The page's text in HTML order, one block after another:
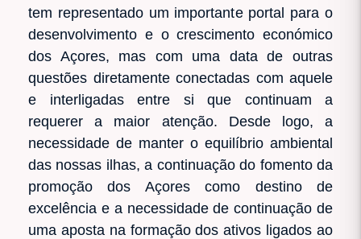
tem representado um importante portal para o
desenvolvimento e o crescimento económico
dos Açores, mas com uma data de outras
questões diretamente conectadas com aquele
e interligadas entre si que continuam a
requerer a maior atenção. Desde logo, a
necessidade de manter o equilíbrio ambiental
das nossas ilhas, a continuação do fomento da
promoção dos Açores como destino de
excelência e a necessidade de continuação de
uma aposta na formação dos ativos ligados ao